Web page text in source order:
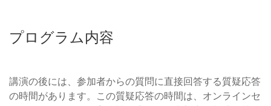
プログラム内容
講演の後には、参加者からの質問に直接回答する質疑応答
の時間があります。この質疑応答の時間は、オンラインセ